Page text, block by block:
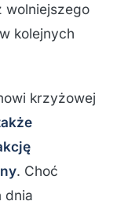
wolniejszego
kolejnych
krzyżowej
. Choć
dnia